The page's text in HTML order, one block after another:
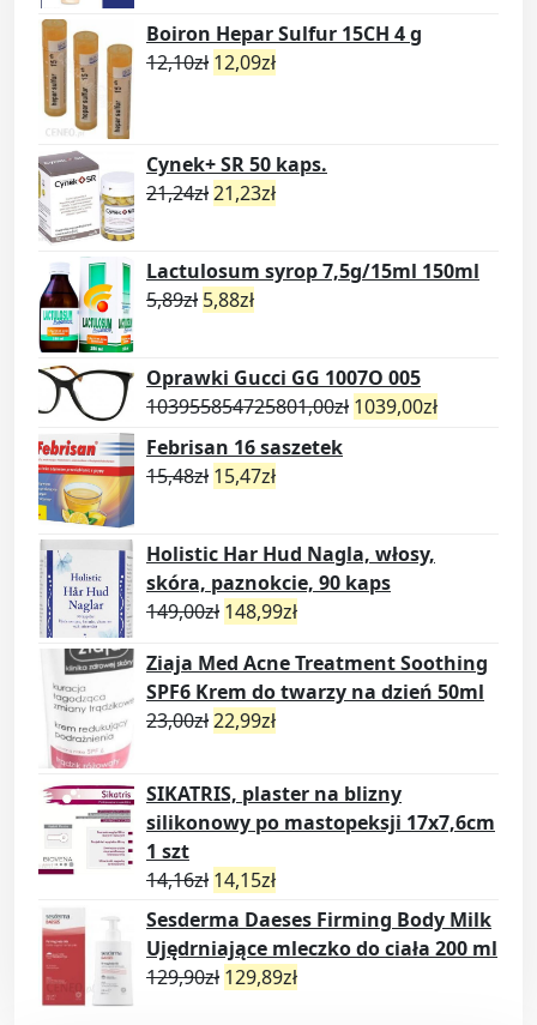
Boiron Hepar Sulfur 15CH 4 g
12,10zł 12,09zł
Cynek+ SR 50 kaps.
21,24zł21,23zł
Lactulosum syrop 7,5g/15ml 150ml
5,89zł 5,88zł
Oprawki Gucci GG 1007O 005
103955854725801,00zł 1039,00zł
Febrisan 16 saszetek
15,48zł 15,47zł
Holistic Har Hud Nagla, włosy,
skóra, paznokcie, 90 kaps
149,00zł 148,99zł
Ziaja Med Acne Treatment Soothing
SPF6 Krem do twarzy na dzień 50ml
23,00zł22,99zł
SIKATRIS, plaster na blizny
silikonowy po mastopeksji 17x7,6cm
1 szt
14,16zł 14,15zł
Sesderma Daeses Firming Body Milk
Ujędrniające mleczko do ciała 200 ml
129,90zł 129,89zł